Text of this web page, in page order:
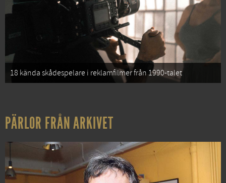
18 kända skådespelare i reklamfilmer från 1990-talet
PÄRLOR FRÅN ARKIVET